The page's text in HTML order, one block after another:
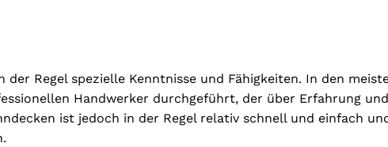
Regel spezielle Kenntnisse und Fähigkeiten. In den
Handwerker durchgeführt, der über Erfahrung und
ist jedoch in der Regel relativ schnell und einfach